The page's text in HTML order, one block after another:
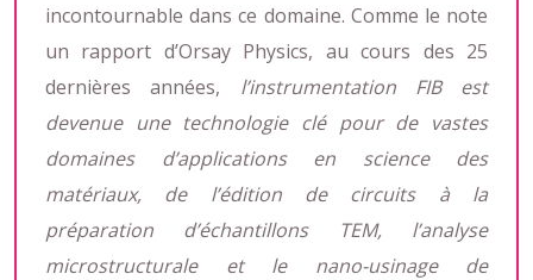
incontournable dans ce domaine. Comme le note
un rapport d’Orsay Physics, au cours des 25
dernières années, l’instrumentation FIB est
devenue une technologie clé pour de vastes
domaines d’applications en science des
matériaux, de l’édition de circuits à la
préparation d’échantillons TEM, l’analyse
microstructurale et le nano-usinage de